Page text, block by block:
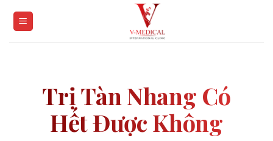
Trị Tàn Nhang Có
Hết Được Không